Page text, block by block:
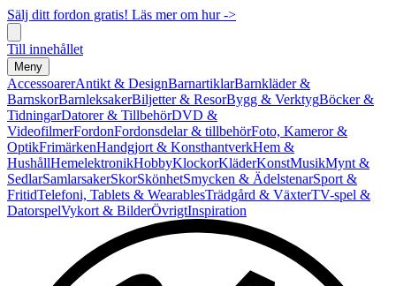
Sälj ditt fordon gratis! Läs mer om hur ->
Till innehållet
Meny
AccessoarerAntikt & DesignBarnartiklarBarnkläder &
BarnskorBarnleksakerBiljetter & ResorBygg & VerktygBöcker &
TidningarDatorer & TillbehörDVD &
VideofilmerFordonFordonsdelar & tillbehörFoto, Kameror &
OptikFrimärkenHandgjort & KonsthantverkHem &
HushållHemelektronikHobbyKlockorKläderKonstMusikMynt &
SedlarSamlarsakerSkorSkönhetSmycken & ÄdelstenarSport &
FritidTelefoni, Tablets & WearablesTrädgård & VäxterTV-spel &
DatorspelVykort & BilderÖvrigtInspiration